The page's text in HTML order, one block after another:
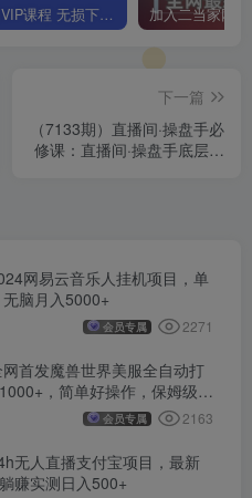
全网VIP课程 无损下载~
下一篇
（7133期）直播间·操盘手必
修课：直播间·操盘手底层逻
网易云音乐人挂机项目，单
脑月入5000+
会员专属 2271
网首发魔兽世界美服全自动打
，简单好操作，保姆级教
会员专属 2163
无人直播支付宝项目，最新
赚实测日入500+